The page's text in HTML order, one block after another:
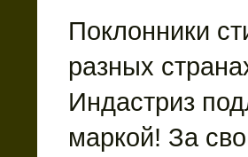
Поклонники
разных
Индастриз
маркой! За